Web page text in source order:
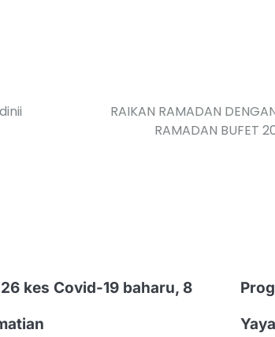
RAIKAN RAMADAN
RAMADAN BUFET
kes Covid-19 baharu, 8